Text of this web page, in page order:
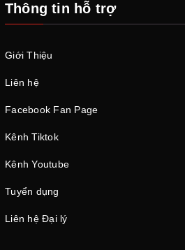
Thông tin hỗ trợ
Giới Thiệu
Liên hệ
Facebook Fan Page
Kênh Tiktok
Kênh Youtube
Tuyển dụng
Liên hệ Đại lý